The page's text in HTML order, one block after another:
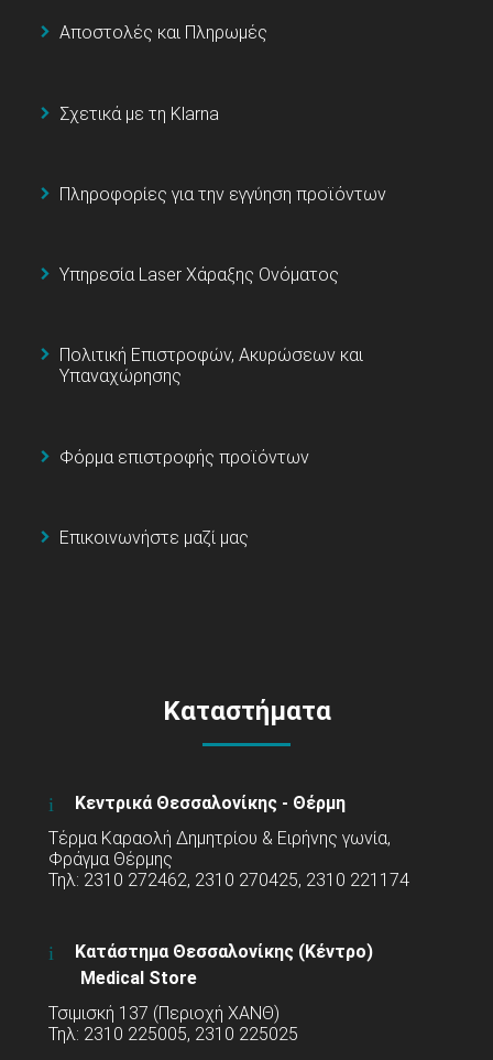
Αποστολές και Πληρωμές
Σχετικά με τη Klarna
Πληροφορίες για την εγγύηση προϊόντων
Υπηρεσία Laser Χάραξης Ονόματος
Πολιτική Επιστροφών, Ακυρώσεων και
Υπαναχώρησης
Φόρμα επιστροφής προϊόντων
Επικοινωνήστε μαζί μας
Καταστήματα
Κεντρικά Θεσσαλονίκης - Θέρμη
Τέρμα Καραολή Δημητρίου & Ειρήνης γωνία,
Φράγμα Θέρμης
Τηλ: 2310 272462, 2310 270425, 2310 221174
Κατάστημα Θεσσαλονίκης (Κέντρο)
Medical Store
Τσιμισκή 137 (Περιοχή ΧΑΝΘ)
Τηλ: 2310 225005, 2310 225025